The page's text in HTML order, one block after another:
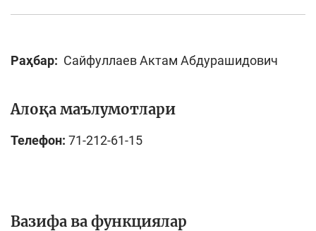
Раҳбар: Сайфуллаев Актам Абдурашидович
Алоқа маълумотлари
Телефон: 71-212-61-15
Вазифа ва функциялар